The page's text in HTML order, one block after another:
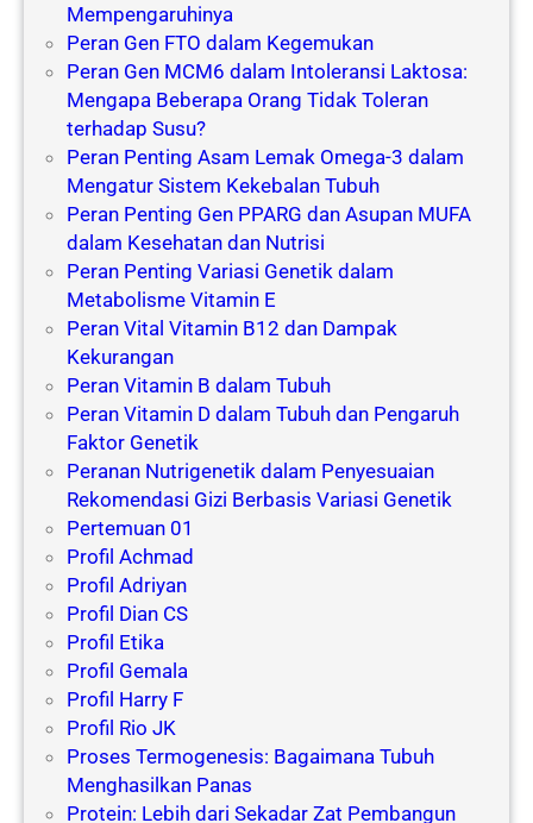
Mempengaruhinya
Peran Gen FTO dalam Kegemukan
Peran Gen MCM6 dalam Intoleransi Laktosa:
Mengapa Beberapa Orang Tidak Toleran
terhadap Susu?
Peran Penting Asam Lemak Omega-3 dalam
Mengatur Sistem Kekebalan Tubuh
Peran Penting Gen PPARG dan Asupan MUFA
dalam Kesehatan dan Nutrisi
Peran Penting Variasi Genetik dalam
Metabolisme Vitamin E
Peran Vital Vitamin B12 dan Dampak
Kekurangan
Peran Vitamin B dalam Tubuh
Peran Vitamin D dalam Tubuh dan Pengaruh
Faktor Genetik
Peranan Nutrigenetik dalam Penyesuaian
Rekomendasi Gizi Berbasis Variasi Genetik
Pertemuan 01
Profil Achmad
Profil Adriyan
Profil Dian CS
Profil Etika
Profil Gemala
Profil Harry F
Profil Rio JK
Proses Termogenesis: Bagaimana Tubuh
Menghasilkan Panas
Protein: Lebih dari Sekadar Zat Pembangun